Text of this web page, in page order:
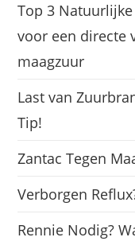
Top 3
voor een directe
maagzuur
Last van
Tip!
Zantac Tegen
Verborgen
Rennie Nodig?